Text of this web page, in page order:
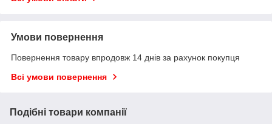
Умови повернення
Повернення товару впродовж 14 днів за рахунок покупця
Всі умови повернення
Подібні товари компанії